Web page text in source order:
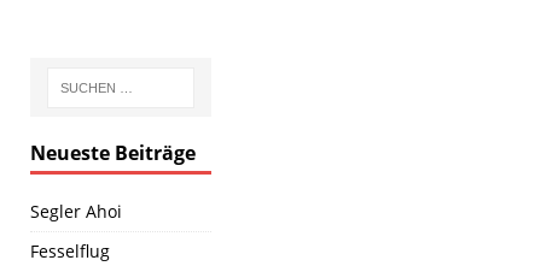
Neueste Beiträge
Segler Ahoi
Fesselflug